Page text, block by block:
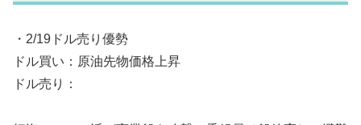
・2/19ドル売り優勢
ドル買い：原油先物価格上昇
ドル売り：